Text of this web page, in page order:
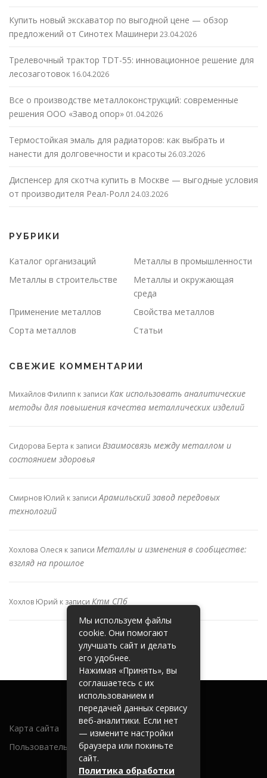
Купить новый экскаватор по выгодной цене — обзор
предложений от Синотех Машинери 23.04.2026
Трелевочный трактор TDT-55: инновационное решение для
лесозаготовок 16.04.2026
Все о производстве металлоконструкций: современные
решения ООО «Завод опор» 01.04.2026
Термостойкая эмаль для радиаторов: как выбрать и
нанести для долговечности и красоты 26.03.2026
Диспенсер для скотча купить в Москве — выгодные условия
от производителя Реал-Ролл 24.03.2026
РУБРИКИ
Каталог организаций
Металлы в промышленности
Металлы в строительстве
Металлы и окружающая
среда
Применение металлов
Свойства металлов
Сорта металлов
Статьи
СВЕЖИЕ КОММЕНТАРИИ
Михайлов Филипп к записи Как использовать аналитические
методы для повышения качества металлических изделий
Сидорова Берта к записи Взаимосвязь между металлом и
состоянием здоровья
Смирнов Юлий к записиАрамильский завод передовых
технологий
Хохлова Олеся к записи Металлы и изменения в сообществе:
взгляд на прошлое
Хохлов Юрий к записи Ктм СПб
Карта сайта
Пользовательское соглашение
Мы используем файлы
cookie. Они помогают
улучшать сайт и делать
его удобнее.
Нажимая «Принять», вы
соглашаетесь с их
использованием и
передачей данных сервису
веб-аналитики. Если нет
— измените настройки
браузера или покиньте
сайт.
Политика обработки